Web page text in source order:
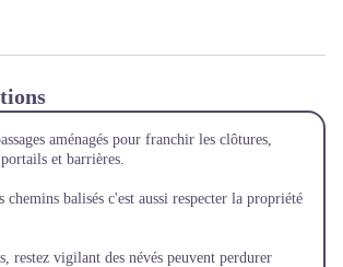
aménagés pour franchir les clôtures,
et barrières.
chemins balisés c'est aussi respecter la propriété
restez vigilant des névés peuvent perdurer